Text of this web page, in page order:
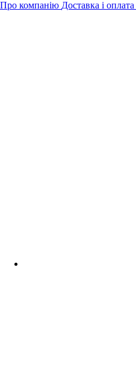
Про компанію Доставка і оплата